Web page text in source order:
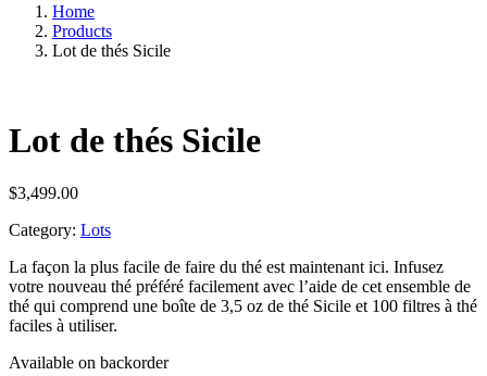
Home
Products
Lot de thés Sicile
Lot de thés Sicile
$3,499.00
Category: Lots
La façon la plus facile de faire du thé est maintenant ici. Infusez
votre nouveau thé préféré facilement avec l’aide de cet ensemble de
thé qui comprend une boîte de 3,5 oz de thé Sicile et 100 filtres à thé
faciles à utiliser.
Available on backorder